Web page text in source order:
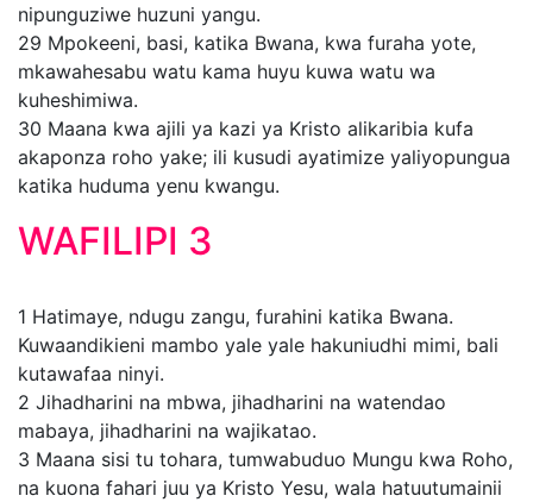
nipunguziwe huzuni yangu.
29 Mpokeeni, basi, katika Bwana, kwa furaha yote,
mkawahesabu watu kama huyu kuwa watu wa
kuheshimiwa.
30 Maana kwa ajili ya kazi ya Kristo alikaribia kufa
akaponza roho yake; ili kusudi ayatimize yaliyopungua
katika huduma yenu kwangu.
WAFILIPI 3
1 Hatimaye, ndugu zangu, furahini katika Bwana.
Kuwaandikieni mambo yale yale hakuniudhi mimi, bali
kutawafaa ninyi.
2 Jihadharini na mbwa, jihadharini na watendao
mabaya, jihadharini na wajikatao.
3 Maana sisi tu tohara, tumwabuduo Mungu kwa Roho,
na kuona fahari juu ya Kristo Yesu, wala hatuutumainii